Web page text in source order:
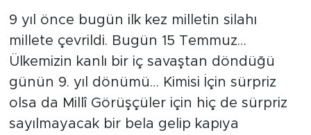
9 yıl önce bugün ilk kez milletin silahı
millete çevrildi. Bugün 15 Temmuz…
Ülkemizin kanlı bir iç savaştan döndüğü
günün 9. yıl dönümü… Kimisi İçin sürpriz
olsa da Millî Görüşçüler için hiç de sürpriz
sayılmayacak bir bela gelip kapıya
KÜLTÜR SANAT
YAŞAM
TARİHTEN GÜNÜMÜZE
TARİH